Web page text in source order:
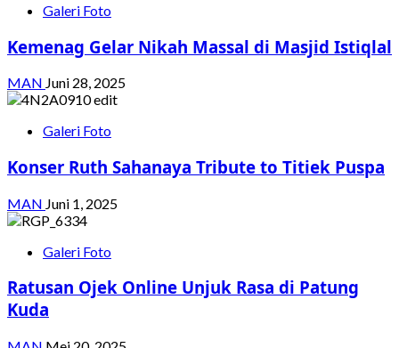
Galeri Foto
Kemenag Gelar Nikah Massal di Masjid Istiqlal
MAN Juni 28, 2025
Galeri Foto
Konser Ruth Sahanaya Tribute to Titiek Puspa
MAN Juni 1, 2025
Galeri Foto
Ratusan Ojek Online Unjuk Rasa di Patung
Kuda